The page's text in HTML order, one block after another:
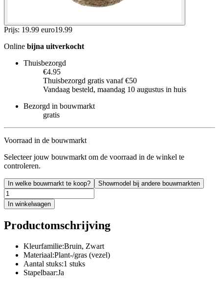
Prijs: 19.99 euro19.99
Online bijna uitverkocht
Thuisbezorgd
€4.95
Thuisbezorgd gratis vanaf €50
Vandaag besteld, maandag 10 augustus in huis
Bezorgd in bouwmarkt
gratis
Voorraad in de bouwmarkt
Selecteer jouw bouwmarkt om de voorraad in de winkel te
controleren.
In welke bouwmarkt te koop? Showmodel bij andere bouwmarkten
In winkelwagen
Productomschrijving
Kleurfamilie:Bruin, Zwart
Materiaal:Plant-/gras (vezel)
Aantal stuks:1 stuks
Stapelbaar:Ja